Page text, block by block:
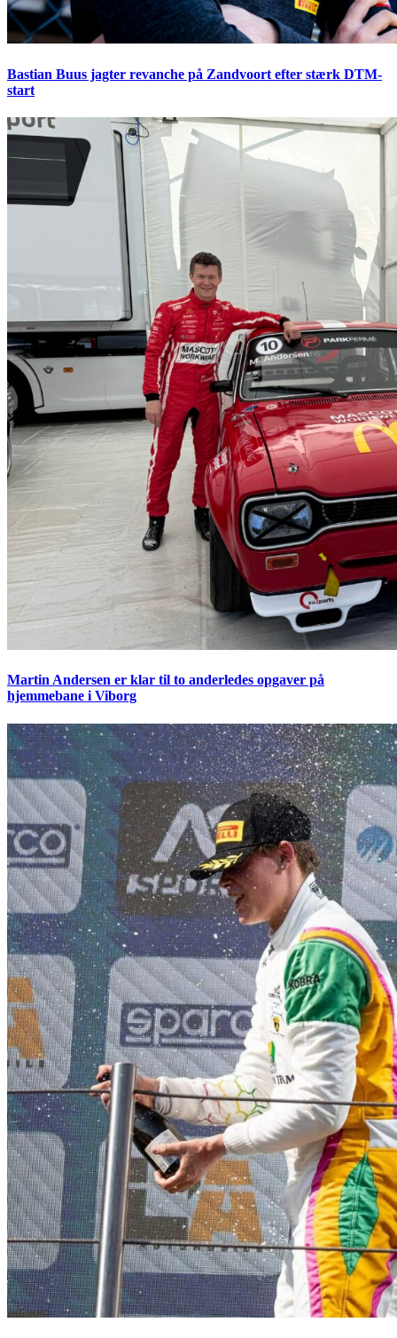
Bastian Buus jagter revanche på Zandvoort efter stærk DTM-
start
Martin Andersen er klar til to anderledes opgaver på
hjemmebane i Viborg